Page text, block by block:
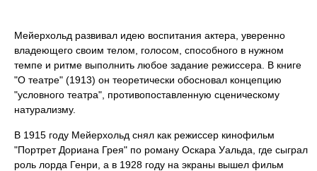
Мейерхольд развивал идею воспитания актера, уверенно
владеющего своим телом, голосом, способного в нужном
темпе и ритме выполнить любое задание режиссера. В книге
"О театре" (1913) он теоретически обосновал концепцию
"условного театра", противопоставленную сценическому
натурализму.
В 1915 году Мейерхольд снял как режиссер кинофильм
"Портрет Дориана Грея" по роману Оскара Уальда, где сыграл
роль лорда Генри, а в 1928 году на экраны вышел фильм